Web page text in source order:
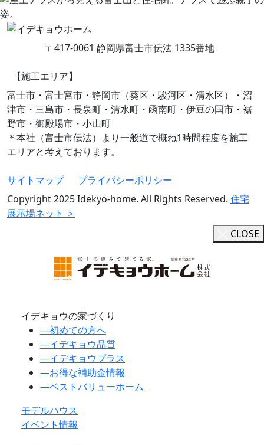
〒417-0061 静岡県富士市伝法 1335番地
【施工エリア】
富士市・富士宮市・静岡市（葵区・駿河区・清水区）・沼
津市・三島市・長泉町・清水町・函南町・伊豆の国市・裾
野市・御殿場市・小山町
＊本社（富士市伝法）より一般道で概ね1時間程度を施工
エリアと考えております。
サイトマップ
プライバシーポリシー
Copyright 2025 Idekyo-home. All Rights Reserved. 住宅
展示場ネット ＞
CLOSE
イデキョウの家づくり
―初めての方へ
―イデキョウ品質
―イデキョウプラス
―お得な補助金情報
―ベストバリューホーム
モデルハウス
イベント情報